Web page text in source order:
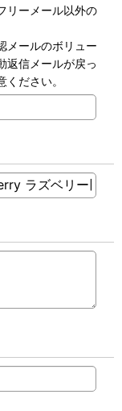
リーメール以外の
メールのボリュー
返信メールが戻っ
ださい。